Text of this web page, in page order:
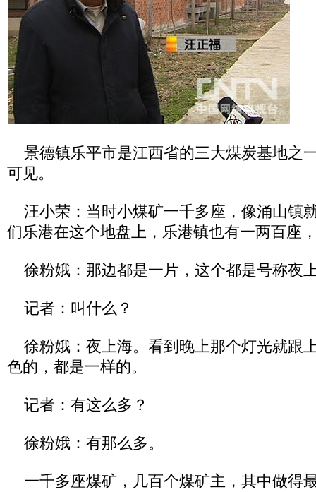
景德镇乐平市是江西省的三大煤炭基地之
可见。
汪小荣：当时小煤矿一千多座，像涌山镇
们乐港在这个地盘上，乐港镇也有一两百座
徐粉娥：那边都是一片，这个都是号称夜
记者：叫什么？
徐粉娥：夜上海。看到晚上那个灯光就跟
色的，都是一样的。
记者：有这么多？
徐粉娥：有那么多。
一千多座煤矿，几百个煤矿主，其中做得